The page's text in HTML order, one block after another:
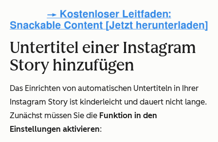
Untertitel einer Instagram
Story hinzufügen
Das Einrichten von automatischen Untertiteln in Ihrer
Instagram Story ist kinderleicht und dauert nicht lange.
Zunächst müssen Sie die Funktion in den
Einstellungen aktivieren: